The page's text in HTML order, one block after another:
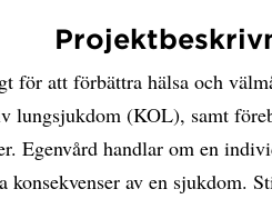
för att förbättra hälsa och
lungsjukdom (KOL), samt
Egenvård handlar om en
konsekvenser av en sjukdom.